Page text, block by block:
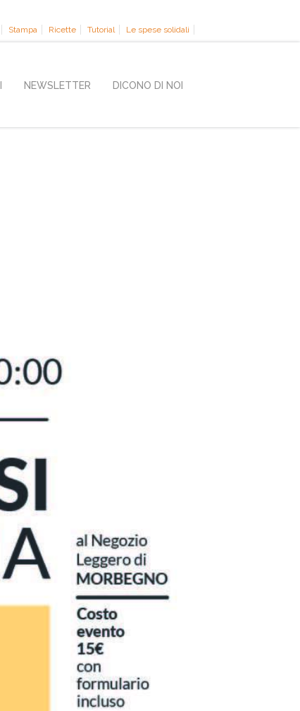
Stampa Ricette Tutorial Le spese solidali
NEWSLETTER DICONO DI NOI